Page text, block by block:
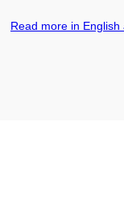
Read more in